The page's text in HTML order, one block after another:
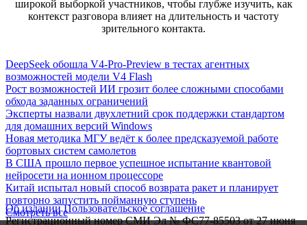
широкой выборкой участников, чтобы глубже изучить, как
контекст разговора влияет на длительность и частоту
зрительного контакта.
DeepSeek обошла V4-Pro-Preview в тестах агентных
возможностей модели V4 Flash
Рост возможностей ИИ грозит более сложными способами
обхода заданных ограничений
Эксперты назвали двухлетний срок поддержки стандартом
для домашних версий Windows
Новая методика МГУ ведёт к более предсказуемой работе
бортовых систем самолетов
В США прошло первое успешное испытание квантовой
нейросети на ионном процессоре
Китай испытал новый способ возврата ракет и планирует
повторно запустить пойманную ступень
Смотреть все
Об издании Пользовательское соглашение
Регистрационный номер СМИ Эл № ФС77-85503 от 27 июня